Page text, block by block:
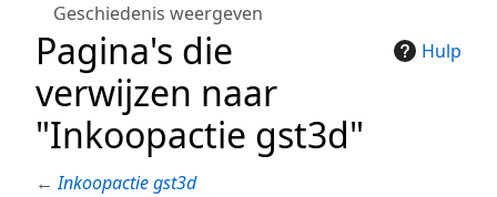
Geschiedenis weergeven
Hulp
Pagina's die
verwijzen naar
"Inkoopactie gst3d"
←Inkoopactie gst3d